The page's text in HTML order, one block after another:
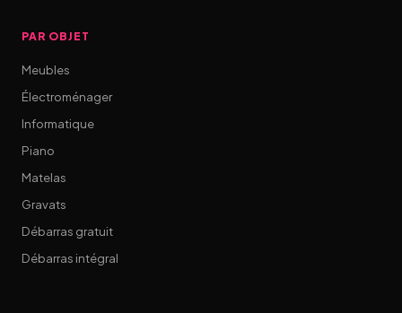
PAR OBJET
Meubles
Électroménager
Informatique
Piano
Matelas
Gravats
Débarras gratuit
Débarras intégral